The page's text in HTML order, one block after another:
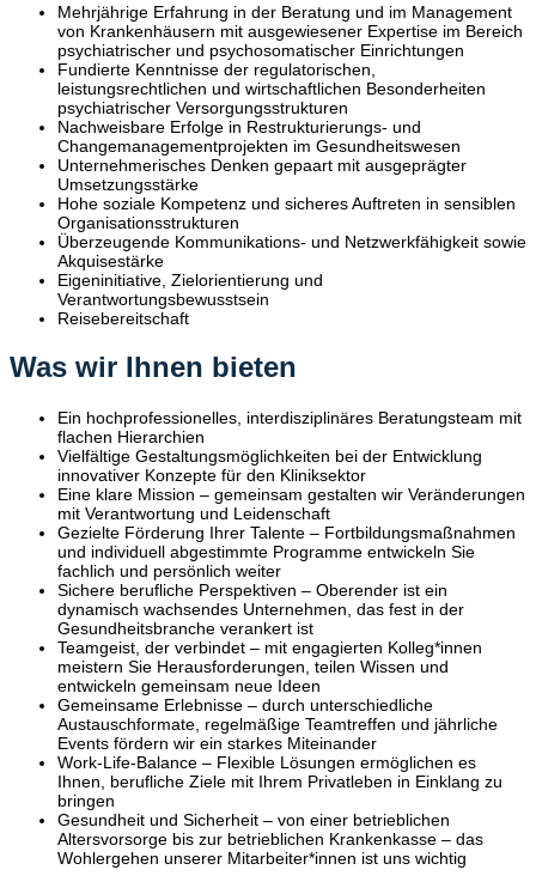
Mehrjährige Erfahrung in der Beratung und im Management
von Krankenhäusern mit ausgewiesener Expertise im Bereich
psychiatrischer und psychosomatischer Einrichtungen
Fundierte Kenntnisse der regulatorischen,
leistungsrechtlichen und wirtschaftlichen Besonderheiten
psychiatrischer Versorgungsstrukturen
Nachweisbare Erfolge in Restrukturierungs- und
Changemanagementprojekten im Gesundheitswesen
Unternehmerisches Denken gepaart mit ausgeprägter
Umsetzungsstärke
Hohe soziale Kompetenz und sicheres Auftreten in sensiblen
Organisationsstrukturen
Überzeugende Kommunikations- und Netzwerkfähigkeit sowie
Akquisestärke
Eigeninitiative, Zielorientierung und
Verantwortungsbewusstsein
Reisebereitschaft
Was wir Ihnen bieten
Ein hochprofessionelles, interdisziplinäres Beratungsteam mit
flachen Hierarchien
Vielfältige Gestaltungsmöglichkeiten bei der Entwicklung
innovativer Konzepte für den Kliniksektor
Eine klare Mission – gemeinsam gestalten wir Veränderungen
mit Verantwortung und Leidenschaft
Gezielte Förderung Ihrer Talente – Fortbildungsmaßnahmen
und individuell abgestimmte Programme entwickeln Sie
fachlich und persönlich weiter
Sichere berufliche Perspektiven – Oberender ist ein
dynamisch wachsendes Unternehmen, das fest in der
Gesundheitsbranche verankert ist
Teamgeist, der verbindet – mit engagierten Kolleg*innen
meistern Sie Herausforderungen, teilen Wissen und
entwickeln gemeinsam neue Ideen
Gemeinsame Erlebnisse – durch unterschiedliche
Austauschformate, regelmäßige Teamtreffen und jährliche
Events fördern wir ein starkes Miteinander
Work-Life-Balance – Flexible Lösungen ermöglichen es
Ihnen, berufliche Ziele mit Ihrem Privatleben in Einklang zu
bringen
Gesundheit und Sicherheit – von einer betrieblichen
Altersvorsorge bis zur betrieblichen Krankenkasse – das
Wohlergehen unserer Mitarbeiter*innen ist uns wichtig